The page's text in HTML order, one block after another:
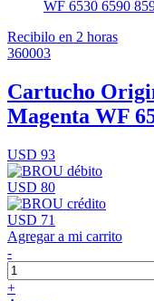
Recibilo en 2 horas
360003
Cartucho
Magenta WF
USD 93
USD 80
USD 71
Agregar a mi carrito
-
+